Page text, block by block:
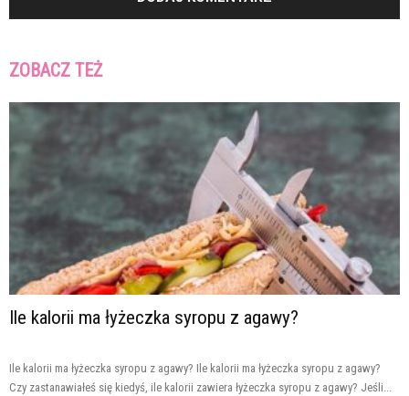
ZOBACZ TEŻ
Ile kalorii ma łyżeczka syropu z agawy?
Ile kalorii ma łyżeczka syropu z agawy? Ile kalorii ma łyżeczka syropu z agawy?
Czy zastanawiałeś się kiedyś, ile kalorii zawiera łyżeczka syropu z agawy? Jeśli...